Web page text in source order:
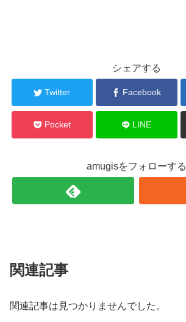
シェアする
Twitter Facebook
Pocket LINE
amugisをフォローする
関連記事
関連記事は見つかりませんでした。